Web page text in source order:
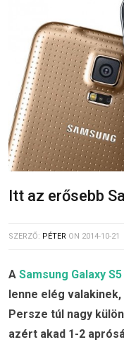
Itt az erősebb
SZERZŐ: PÉTER ON 2014-10-21
A Samsung Galaxy S5
lenne elég
Persze túl nagy
azért akad 1-2